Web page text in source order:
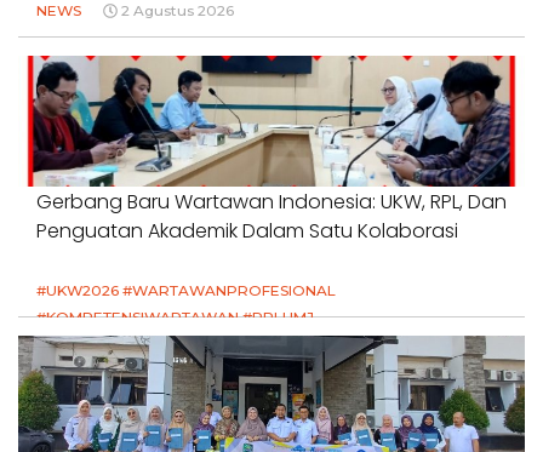
NEWS 2 Agustus 2026
Gerbang Baru Wartawan Indonesia: UKW, RPL, Dan
Penguatan Akademik Dalam Satu Kolaborasi
#UKW2026 #WARTAWANPROFESIONAL
#KOMPETENSIWARTAWAN #RPLUMJ
#PENDIDIKANWARTAWAN #SWINASIONAL #SWIJABAR
1 Agustus 2026